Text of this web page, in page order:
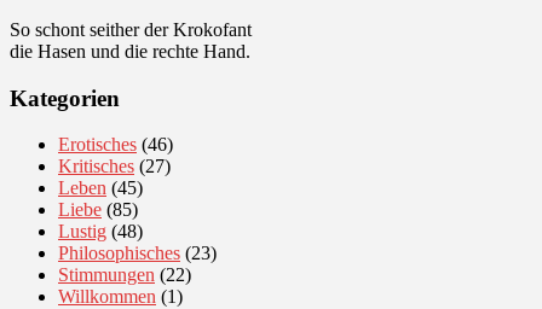
So schont seither der Krokofant
die Hasen und die rechte Hand.
Kategorien
Erotisches (46)
Kritisches (27)
Leben (45)
Liebe (85)
Lustig (48)
Philosophisches (23)
Stimmungen (22)
Willkommen (1)